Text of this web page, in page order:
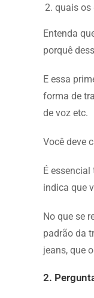
quais os
Entenda
porquê
E essa
forma de
de voz etc.
Você deve
É
indica que
No que se
padrão da
jeans, que
2.